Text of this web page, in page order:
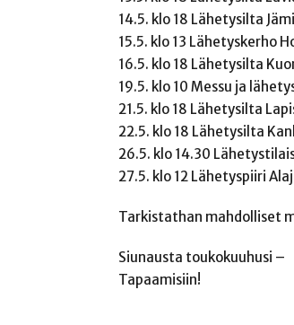
14.5. klo 18 Lähetysilta
15.5. klo 13 Lähetyskerho
16.5. klo 18 Lähetysilta
19.5. klo 10 Messu ja
21.5. klo 18 Lähetysilta
22.5. klo 18 Lähetysilta
26.5. klo 14.30
27.5. klo 12 Lähetyspiiri
Tarkistathan mahdolliset
Siunausta toukokuuhusi –
Tapaamisiin!